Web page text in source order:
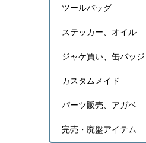
ツールバッグ
ステッカー、オイル
ジャケ買い、缶バッジ
カスタムメイド
パーツ販売、アガベ
完売・廃盤アイテム